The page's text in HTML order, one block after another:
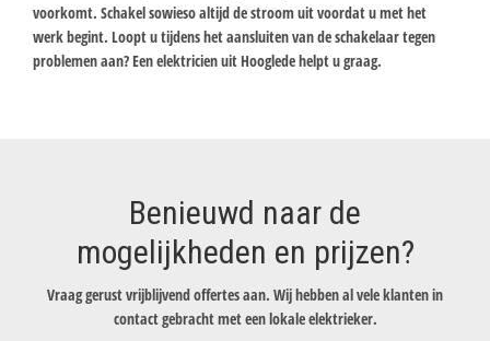
voorkomt. Schakel sowieso altijd de stroom uit voordat u met het
werk begint. Loopt u tijdens het aansluiten van de schakelaar tegen
problemen aan? Een elektricien uit Hooglede helpt u graag.
Benieuwd naar de
mogelijkheden en prijzen?
Vraag gerust vrijblijvend offertes aan. Wij hebben al vele klanten in
contact gebracht met een lokale elektrieker.